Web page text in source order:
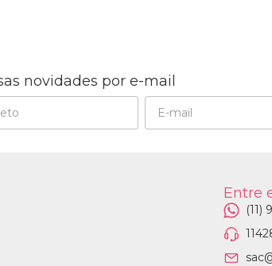
novidades por e-mail
Entre
(11)